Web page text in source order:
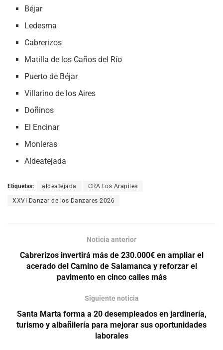
Béjar
Ledesma
Cabrerizos
Matilla de los Caños del Río
Puerto de Béjar
Villarino de los Aires
Doñinos
El Encinar
Monleras
Aldeatejada
Etiquetas: aldeatejada CRA Los Arapiles
XXVI Danzar de los Danzares 2026
Noticia anterior
Cabrerizos invertirá más de 230.000€ en ampliar el
acerado del Camino de Salamanca y reforzar el
pavimento en cinco calles más
Siguiente noticia
Santa Marta forma a 20 desempleados en jardinería,
turismo y albañilería para mejorar sus oportunidades
laborales